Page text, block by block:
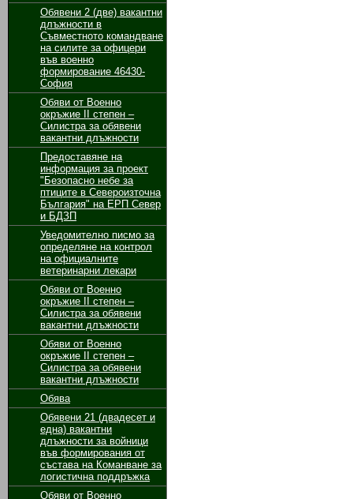
Обявени 2 (две) вакантни
длъжности в
Съвместното командване
на силите за офицери
във военно
формирование 46430-
София
Обяви от Военно
окръжие II степен –
Силистра за обявени
вакантни длъжности
Предоставяне на
информация за проект
"Безопасно небе за
птиците в Североизточна
България" на ЕРП Север
и БДЗП
Уведомително писмо за
определяне на контрол
на официалните
ветеринарни лекари
Обяви от Военно
окръжие II степен –
Силистра за обявени
вакантни длъжности
Обяви от Военно
окръжие II степен –
Силистра за обявени
вакантни длъжности
Обява
Обявени 21 (двадесет и
една) вакантни
длъжности за войници
във формирования от
състава на Команване за
логистична поддръжка
Обяви от Военно